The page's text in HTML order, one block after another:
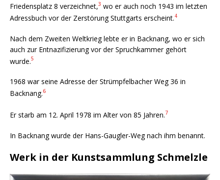
Friedensplatz 8 verzeichnet,3 wo er auch noch 1943 im letzten
Adressbuch vor der Zerstörung Stuttgarts erscheint.4
Nach dem Zweiten Weltkrieg lebte er in Backnang, wo er sich
auch zur Entnazifizierung vor der Spruchkammer gehört
wurde.5
1968 war seine Adresse der Strümpfelbacher Weg 36 in
Backnang.6
Er starb am 12. April 1978 im Alter von 85 Jahren.7
In Backnang wurde der Hans-Gaugler-Weg nach ihm benannt.
Werk in der Kunstsammlung Schmelzle